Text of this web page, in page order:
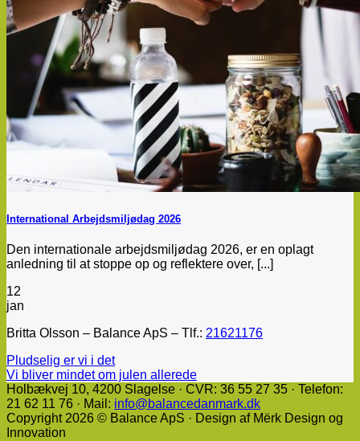
International Arbejdsmiljødag 2026
Den internationale arbejdsmiljødag 2026, er en oplagt
anledning til at stoppe op og reflektere over, [...]
12
jan
Britta Olsson – Balance ApS – Tlf.: 21621176
Pludselig er vi i det
Vi bliver mindet om julen allerede
Holbækvej 10, ​4200 Slagelse · CVR: 36 55 27 35 · Telefon:
21 62 11 76 · Mail: info@balancedanmark.dk
Copyright 2026 © Balance ApS · Design af Mërk Design og
Innovation